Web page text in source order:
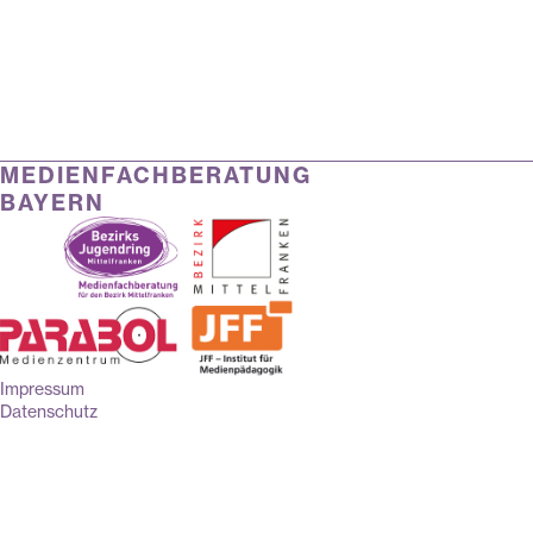
MEDIENFACHBERATUNG
BAYERN
Impressum
Datenschutz